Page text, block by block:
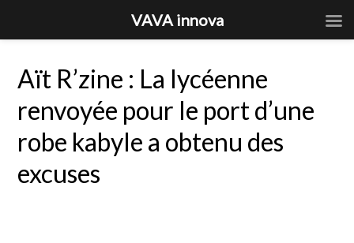
Aït R’zine : La lycéenne
renvoyée pour le port d’une
robe kabyle a obtenu des
excuses
VAVA innova